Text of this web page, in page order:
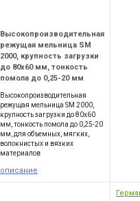
Высокопроизводительная
режущая мельница SM
2000, крупность загрузки
до 80х60 мм, тонкость
помола до 0,25-20 мм
Высокопроизводительная
режущая мельница SM 2000,
крупность загрузки до 80х60
мм, тонкость помола до 0,25-20
мм, для объемных, мягких,
волокнистых и вязких
материалов
описание